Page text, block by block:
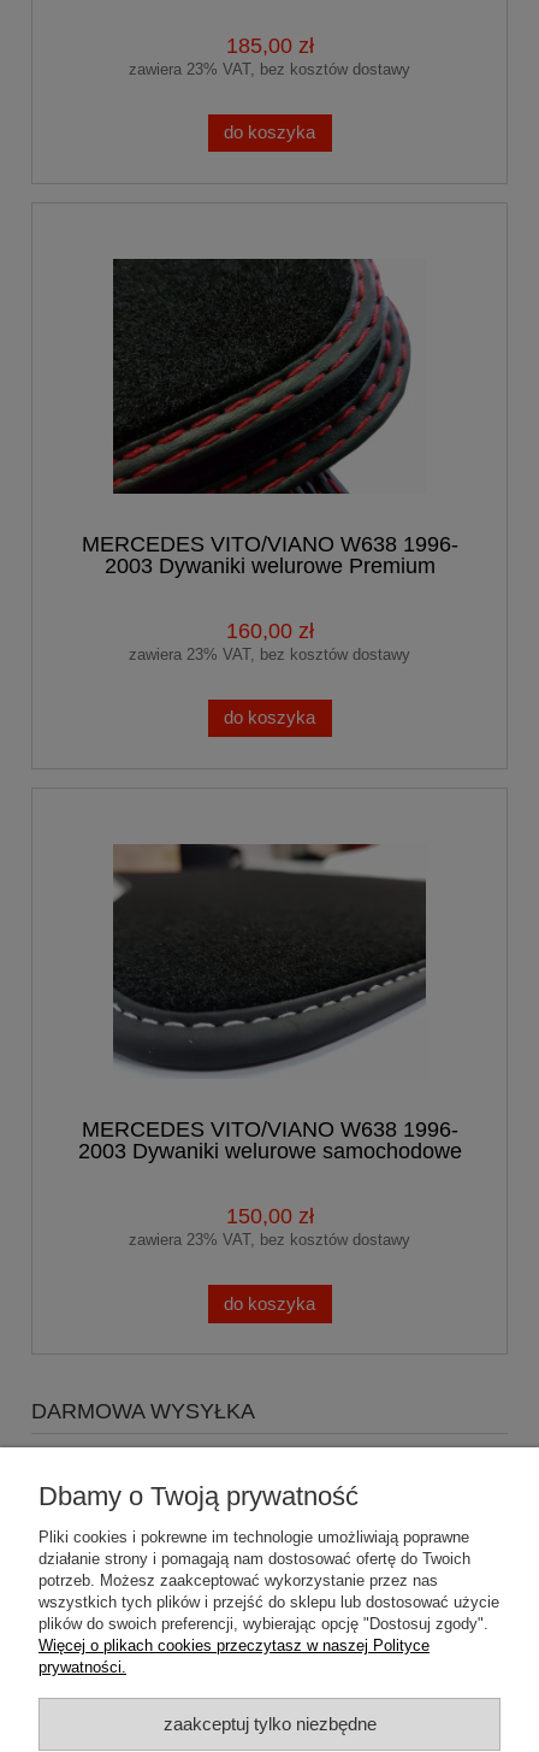
185,00 zł
zawiera 23% VAT, bez kosztów dostawy
do koszyka
MERCEDES VITO/VIANO W638 1996-
2003 Dywaniki welurowe Premium
160,00 zł
zawiera 23% VAT, bez kosztów dostawy
do koszyka
MERCEDES VITO/VIANO W638 1996-
2003 Dywaniki welurowe samochodowe
150,00 zł
zawiera 23% VAT, bez kosztów dostawy
do koszyka
DARMOWA WYSYŁKA
wysyłki Gratis
Pomoc
Dostawa
Dbamy o Twoją prywatność
Pliki cookies i pokrewne im technologie umożliwiają poprawne
działanie strony i pomagają nam dostosować ofertę do Twoich
potrzeb. Możesz zaakceptować wykorzystanie przez nas
wszystkich tych plików i przejść do sklepu lub dostosować użycie
plików do swoich preferencji, wybierając opcję "Dostosuj zgody".
Więcej o plikach cookies przeczytasz w naszej Polityce
prywatności.
zaakceptuj tylko niezbędne